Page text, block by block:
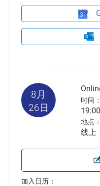
8月
26日
时间：
地点：
线上
加入日历：